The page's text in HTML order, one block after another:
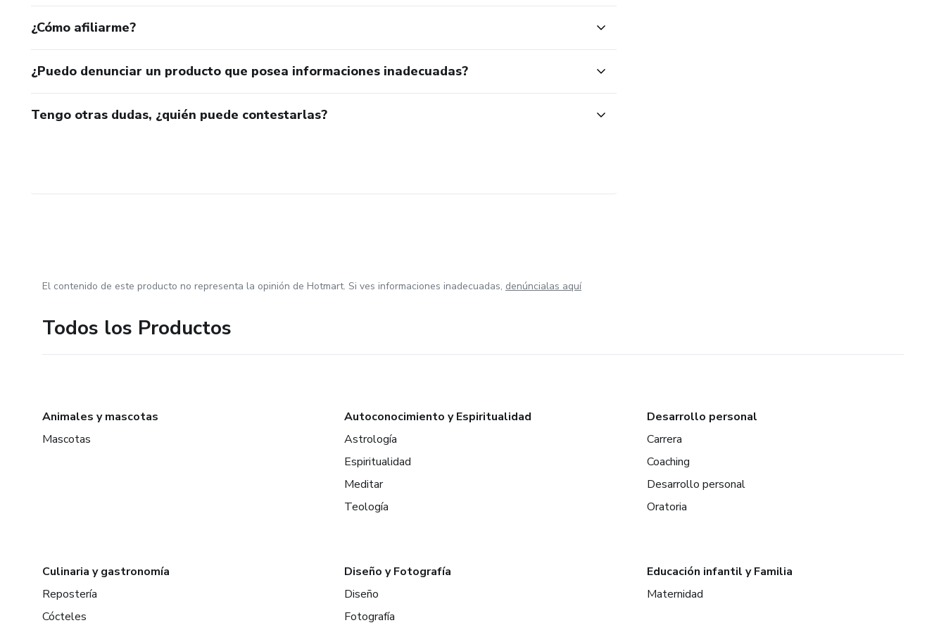
¿Cómo afiliarme?
¿Puedo denunciar un producto que posea informaciones inadecuadas?
Tengo otras dudas, ¿quién puede contestarlas?
El contenido de este producto no representa la opinión de Hotmart. Si ves informaciones inadecuadas, denúncialas aquí
Todos los Productos
Animales y mascotas
Mascotas
Autoconocimiento y Espiritualidad
Astrología
Espiritualidad
Meditar
Teología
Desarrollo personal
Carrera
Coaching
Desarrollo personal
Oratoria
Culinaria y gastronomía
Repostería
Cócteles
Diseño y Fotografía
Diseño
Fotografía
Educación infantil y Familia
Maternidad